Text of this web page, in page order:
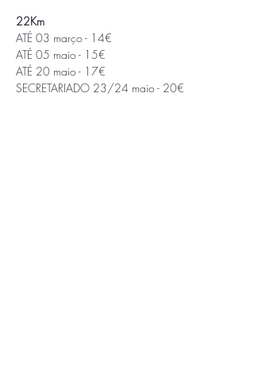
22Km
ATÉ 03 março - 14€
ATÉ 05 maio - 15€
ATÉ 20 maio - 17€
SECRETARIADO 23/24 maio - 20€